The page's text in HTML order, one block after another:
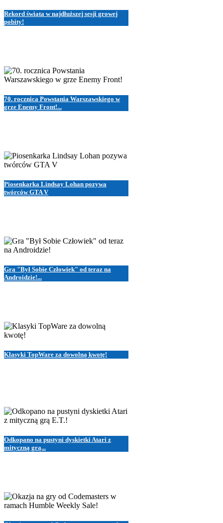
Rekord świata w najdłuższej sesji growej
pobity!
70. rocznica Powstania Warszawskiego w
grze Enemy Front!...
Piosenkarka Lindsay Lohan pozywa
twórców GTA V
Gra "Był Sobie Człowiek" od teraz na
Androidzie!...
Klasyki TopWare za dowolną kwotę!
Odkopano na pustyni dyskietki Atari z
mityczną grą...